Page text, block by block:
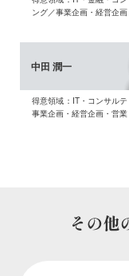
ング／事業企画・経営企画
中田 潤一
得意領域：IT・コンサル
事業企画・経営企画・営業